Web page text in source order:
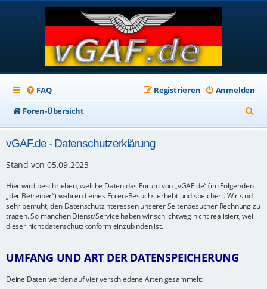
FAQ Anmelden
Registrieren
Foren-Übersicht
u
vGAF.de - Datenschutzerklärung
Stand von 05.09.2023
Hier wird beschrieben, welche Daten das Forum von „vGAF.de“ (im Folgenden
„der Betreiber“) während eines Foren-Besuchs erhebt und speichert. Wir sind
sehr bemüht, den Datenschutzinteressen unserer Seitenbesucher Rechnung zu
tragen. So manchen Dienst/Service haben wir schlichtweg nicht realisiert, weil
dieser nicht datenschutzkonform einzubinden ist.
UMFANG UND ART DER DATENSPEICHERUNG
Deine Daten werden auf vier verschiedene Arten gesammelt: